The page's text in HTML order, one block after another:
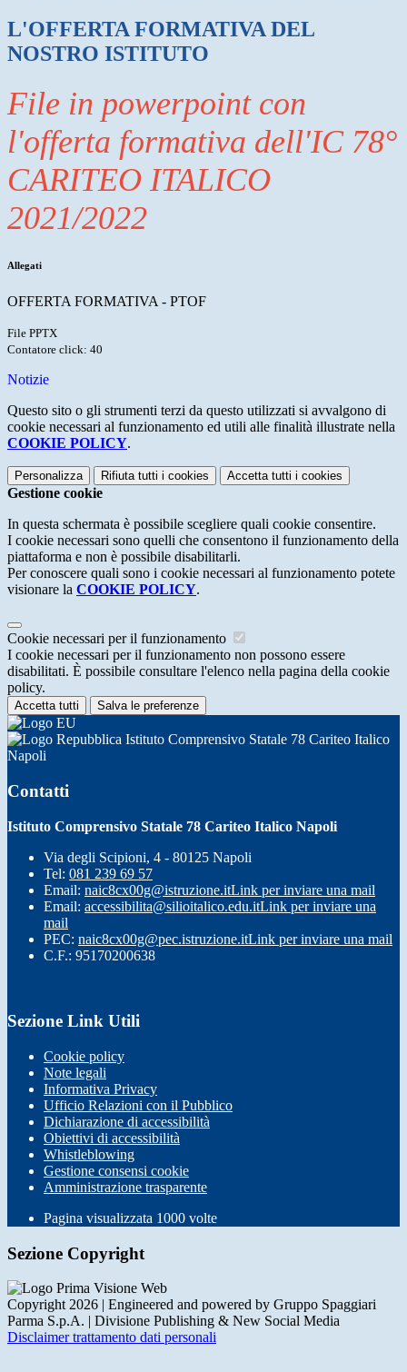
L'OFFERTA FORMATIVA DEL
NOSTRO ISTITUTO
File in powerpoint con
l'offerta formativa dell'IC 78°
CARITEO ITALICO
2021/2022
Allegati
OFFERTA FORMATIVA - PTOF
File PPTX
Contatore click: 40
Notizie
Questo sito o gli strumenti terzi da questo utilizzati si avvalgono di
cookie necessari al funzionamento ed utili alle finalità illustrate nella
COOKIE POLICY.
Personalizza Rifiuta tutti i cookies Accetta tutti i cookies
Gestione cookie
In questa schermata è possibile scegliere quali cookie consentire.
I cookie necessari sono quelli che consentono il funzionamento della
piattaforma e non è possibile disabilitarli.
Per conoscere quali sono i cookie necessari al funzionamento potete
visionare la COOKIE POLICY.
Cookie necessari per il funzionamento
I cookie necessari per il funzionamento non possono essere
disabilitati. È possibile consultare l'elenco nella pagina della cookie
policy.
Accetta tutti Salva le preferenze
Istituto Comprensivo Statale 78 Cariteo Italico
Napoli
Contatti
Istituto Comprensivo Statale 78 Cariteo Italico Napoli
Via degli Scipioni, 4 - 80125 Napoli
Tel: 081 239 69 57
Email: naic8cx00g@istruzione.itLink per inviare una mail
Email: accessibilita@silioitalico.edu.itLink per inviare una
mail
PEC: naic8cx00g@pec.istruzione.itLink per inviare una mail
C.F.: 95170200638
Sezione Link Utili
Cookie policy
Note legali
Informativa Privacy
Ufficio Relazioni con il Pubblico
Dichiarazione di accessibilità
Obiettivi di accessibilità
Whistleblowing
Gestione consensi cookie
Amministrazione trasparente
Pagina visualizzata 1000 volte
Sezione Copyright
Copyright 2026 | Engineered and powered by Gruppo Spaggiari
Parma S.p.A. | Divisione Publishing & New Social Media
Disclaimer trattamento dati personali